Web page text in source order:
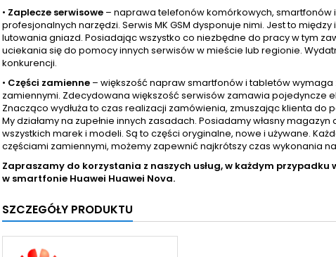
• Zaplecze serwisowe – naprawa telefonów komórkowych,
profesjonalnych narzędzi. Serwis MK GSM dysponuje nimi. Jest to
lutowania gniazd. Posiadając wszystko co niezbędne do pracy w tym
uciekania się do pomocy innych serwisów w mieście lub regionie.
konkurencji.
• Części zamienne – większość napraw smartfonów i tabletów
zamiennymi. Zdecydowana większość serwisów zamawia pojedyncze
Znacząco wydłuża to czas realizacji zamówienia, zmuszając klienta
My działamy na zupełnie innych zasadach. Posiadamy własny
wszystkich marek i modeli. Są to części oryginalne, nowe i używane.
częściami zamiennymi, możemy zapewnić najkrótszy czas wykonania
Zapraszamy do korzystania z naszych usług, w każdym
w smartfonie Huawei Huawei Nova.
SZCZEGÓŁY PRODUKTU